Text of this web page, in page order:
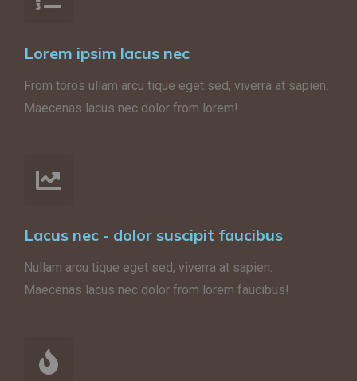
Lorem ipsim lacus nec
From toros ullam arcu tique eget sed, viverra at sapien.
Maecenas lacus nec dolor from lorem!
Lacus nec - dolor suscipit faucibus
Nullam arcu tique eget sed, viverra at sapien.
Maecenas lacus nec dolor from lorem faucibus!